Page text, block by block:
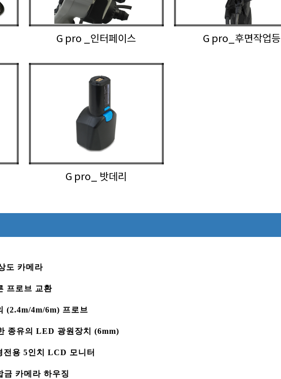
G pro _인터페이스 G pro_후면작업등
G pro_ 밧데리
도 카메라
프로브 교환
(2.4m/4m/6m) 프로브
종유의 LED 광원장치 (6mm)
전용 5인치 LCD 모니터
금 카메라 하우징